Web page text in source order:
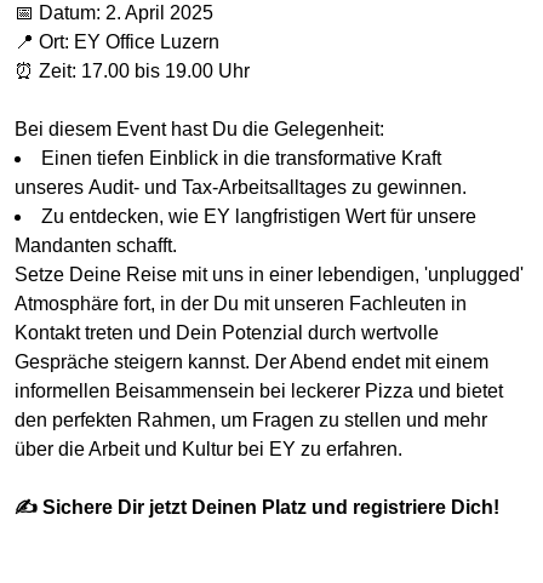
📅 Datum: 2. April 2025
📍 Ort: EY Office Luzern
⏰ Zeit: 17.00 bis 19.00 Uhr
Bei diesem Event hast Du die Gelegenheit:
Einen tiefen Einblick in die transformative Kraft
unseres Audit- und Tax-Arbeitsalltages zu gewinnen.
Zu entdecken, wie EY langfristigen Wert für unsere
Mandanten schafft.
Setze Deine Reise mit uns in einer lebendigen, 'unplugged'
Atmosphäre fort, in der Du mit unseren Fachleuten in
Kontakt treten und Dein Potenzial durch wertvolle
Gespräche steigern kannst. Der Abend endet mit einem
informellen Beisammensein bei leckerer Pizza und bietet
den perfekten Rahmen, um Fragen zu stellen und mehr
über die Arbeit und Kultur bei EY zu erfahren.
✍ Sichere Dir jetzt Deinen Platz und registriere Dich!